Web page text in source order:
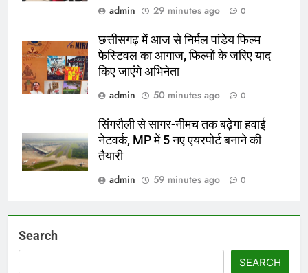
admin 29 minutes ago 0
छत्तीसगढ़ में आज से निर्मल पांडेय फिल्म
फेस्टिवल का आगाज, फिल्मों के जरिए याद
किए जाएंगे अभिनेता
admin
50 minutes ago 0
सिंगरौली से सागर-नीमच तक बढ़ेगा हवाई
नेटवर्क, MP में 5 नए एयरपोर्ट बनाने की
तैयारी
admin
59 minutes ago 0
Search
SEARCH